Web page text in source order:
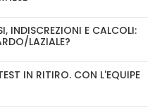
INDISCREZIONI E CALCOLI:
LAZIALE?
IN RITIRO. CON L'EQUIPE